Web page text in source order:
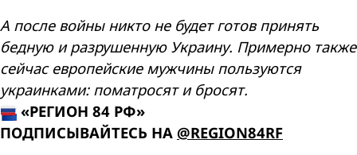
А после войны никто не будет готов принять
бедную и разрушенную Украину. Примерно также
сейчас европейские мужчины пользуются
украинками: поматросят и бросят.
«РЕГИОН 84 РФ»
ПОДПИСЫВАЙТЕСЬ НА @REGION84RF